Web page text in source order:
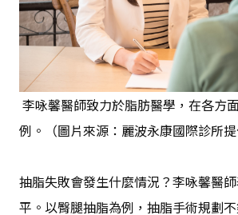
李咏馨醫師致力於脂肪醫學，在各方
例。（圖片來源：麗波永康國際診所提
抽脂失敗會發生什麼情況？李咏馨醫
平。以臀腿抽脂為例，抽脂手術規劃